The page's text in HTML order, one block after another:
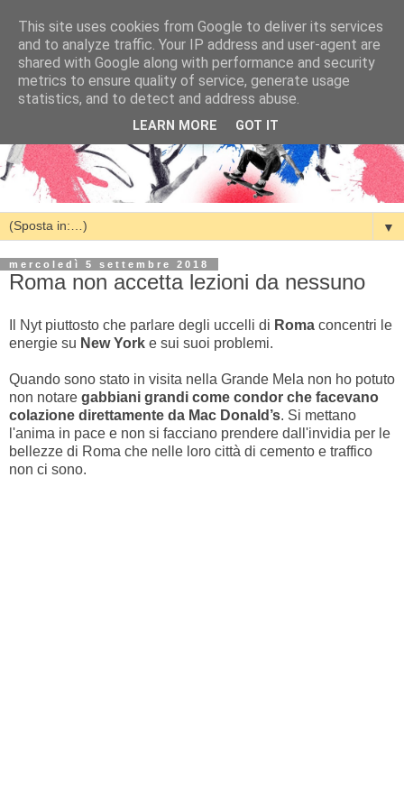
▼
mercoledì 5 settembre 2018
Roma non accetta lezioni da nessuno
Il Nyt piuttosto che parlare degli uccelli di Roma concentri le
energie su New York e sui suoi problemi.
Quando sono stato in visita nella Grande Mela non ho potuto
non notare gabbiani grandi come condor che facevano
colazione direttamente da Mac Donald’s. Si mettano
l'anima in pace e non si facciano prendere dall'invidia per le
bellezze di Roma che nelle loro città di cemento e traffico
non ci sono.
This site uses cookies from Google to deliver its services
and to analyze traffic. Your IP address and user-agent are
shared with Google along with performance and security
metrics to ensure quality of service, generate usage
statistics, and to detect and address abuse.
LEARN MORE GOT IT